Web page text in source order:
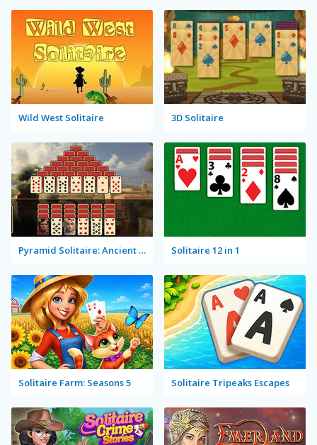
Wild West Solitaire 3D Solitaire
Pyramid Solitaire: Ancient Rome Solitaire 12 in 1
Solitaire Farm: Seasons 5 Solitaire Tripeaks Escapes